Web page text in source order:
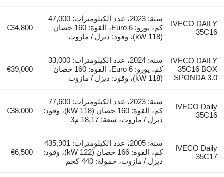
IVECO DAILY
35C16
سنة: 2023، عدد الكيلومترات: 47,000
كم، يورو: Euro 6، القوة: 160 حصان
(118 kW)، وقود: ديزل / مازوت
€34,800
IVECO DAILY
35C16 BOX
SPONDA 3.0
سنة: 2024، عدد الكيلومترات: 33,000
كم، يورو: Euro 6، القوة: 160 حصان
(118 kW)، وقود: ديزل / مازوت
€39,000
IVECO Daily
35C16
سنة: 2023، عدد الكيلومترات: 77,600
كم، القوة: 160 حصان (118 kW)، وقود:
ديزل / مازوت، سعة: 18.17 م3
€38,000
IVECO Daily
35C17
سنة: 2005، عدد الكيلومترات: 435,901
كم، القوة: 166 حصان (122 kW)، وقود:
ديزل / مازوت، حمولة: 440 كجم
€6,500